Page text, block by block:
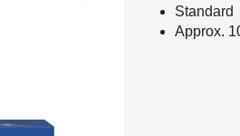
Standard
Approx.